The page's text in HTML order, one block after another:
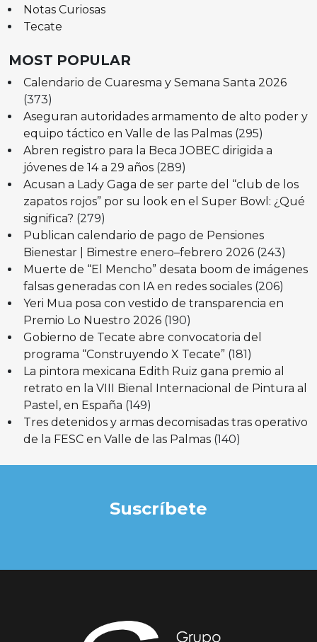
Notas Curiosas
Tecate
MOST POPULAR
Calendario de Cuaresma y Semana Santa 2026
(373)
Aseguran autoridades armamento de alto poder y
equipo táctico en Valle de las Palmas (295)
Abren registro para la Beca JOBEC dirigida a
jóvenes de 14 a 29 años (289)
Acusan a Lady Gaga de ser parte del “club de los
zapatos rojos” por su look en el Super Bowl: ¿Qué
significa? (279)
Publican calendario de pago de Pensiones
Bienestar | Bimestre enero–febrero 2026 (243)
Muerte de “El Mencho” desata boom de imágenes
falsas generadas con IA en redes sociales (206)
Yeri Mua posa con vestido de transparencia en
Premio Lo Nuestro 2026 (190)
Gobierno de Tecate abre convocatoria del
programa “Construyendo X Tecate” (181)
La pintora mexicana Edith Ruiz gana premio al
retrato en la VIII Bienal Internacional de Pintura al
Pastel, en España (149)
Tres detenidos y armas decomisadas tras operativo
de la FESC en Valle de las Palmas (140)
Suscríbete